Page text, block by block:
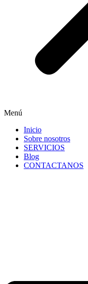
Menú
Inicio
Sobre nosotros
SERVICIOS
Blog
CONTACTANOS